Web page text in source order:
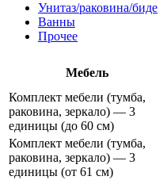
Унитаз/раковина/биде
Ванны
Прочее
Мебель
Комплект мебели (тумба,
раковина, зеркало) — 3
единицы (до 60 см)
Комплект мебели (тумба,
раковина, зеркало) — 3
единицы (от 61 см)